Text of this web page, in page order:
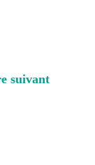
suivant